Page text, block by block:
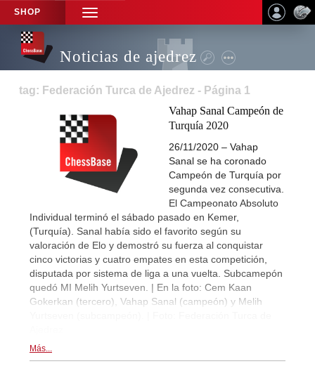
SHOP
TOGGLE
NAVIGATION
Noticias de ajedrez
tag: Federación Turca de Ajedrez - Página 1
Vahap Sanal Campeón de
Turquía 2020
26/11/2020 – Vahap
Sanal se ha coronado
Campeón de Turquía por
segunda vez consecutiva.
El Campeonato Absoluto
Individual terminó el sábado pasado en Kemer,
(Turquía). Sanal había sido el favorito según su
valoración de Elo y demostró su fuerza al conquistar
cinco victorias y cuatro empates en esta competición,
disputada por sistema de liga a una vuelta. Subcamepón
quedó MI Melih Yurtseven. | En la foto: Cem Kaan
Gokerkan (tercero), Vahap Sanal (campeón) y Melih
Más...